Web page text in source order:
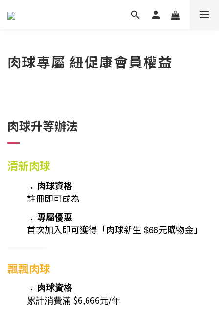
肉球專屬 紐促康會員權益
肉球升等辦法
清新肉球
肉球資格
註冊即可成為
專屬優惠
首次加入即可獲得「肉球新生$66元購物金」
飄飄肉球
肉球資格
累計消費滿 $6,666元/年